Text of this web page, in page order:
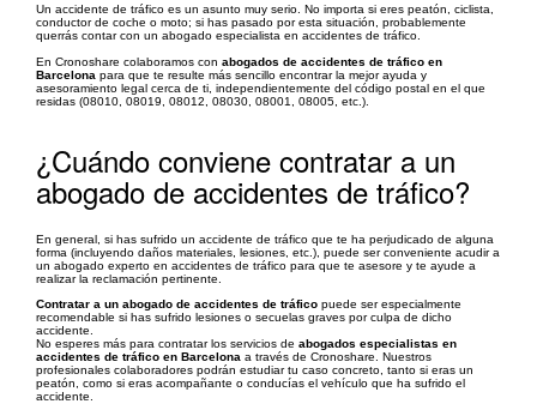
Un accidente de tráfico es un asunto muy serio. No importa si eres peatón, ciclista,
conductor de coche o moto; si has pasado por esta situación, probablemente
querrás contar con un abogado especialista en accidentes de tráfico.
En Cronoshare colaboramos con abogados de accidentes de tráfico en
Barcelona para que te resulte más sencillo encontrar la mejor ayuda y
asesoramiento legal cerca de ti, independientemente del código postal en el que
residas (08010, 08019, 08012, 08030, 08001, 08005, etc.).
¿Cuándo conviene contratar a un
abogado de accidentes de tráfico?
En general, si has sufrido un accidente de tráfico que te ha perjudicado de alguna
forma (incluyendo daños materiales, lesiones, etc.), puede ser conveniente acudir a
un abogado experto en accidentes de tráfico para que te asesore y te ayude a
realizar la reclamación pertinente.
Contratar a un abogado de accidentes de tráfico puede ser especialmente
recomendable si has sufrido lesiones o secuelas graves por culpa de dicho
accidente.
No esperes más para contratar los servicios de abogados especialistas en
accidentes de tráfico en Barcelona a través de Cronoshare. Nuestros
profesionales colaboradores podrán estudiar tu caso concreto, tanto si eras un
peatón, como si eras acompañante o conducías el vehículo que ha sufrido el
accidente.